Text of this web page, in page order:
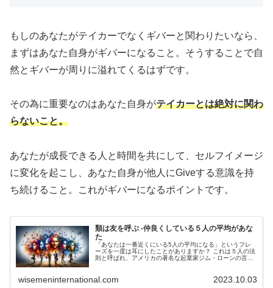
もしのあなたがテイカーでなくギバーと関わりたいなら、
まずはあなた自身がギバーになること。そうすることで自
然とギバーが周りに溢れてくるはずです。
その為に重要なのはあなた自身がテイカーとは絶対に関わ
らないこと。
あなたが成長できる人と時間を共にして、セルフイメージ
に変化を起こし、あなた自身が他人にGiveする意識を持
ち続けること。これがギバーになるポイントです。
類は友を呼ぶ -仲良くしている５人の平均があな
た
「あなたは一番近くにいる5人の平均になる」というフレ
ーズを一度は耳にしたことがありますか？ これは５人の法
則と呼ばれ、アメリカの著名な起業家ジム・ローンの言葉
wisemeninternational.com 2023.10.03